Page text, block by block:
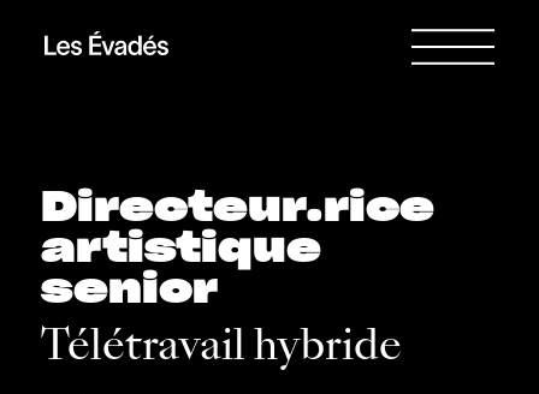
Directeur.rice
artistique
senior
Télétravail hybride